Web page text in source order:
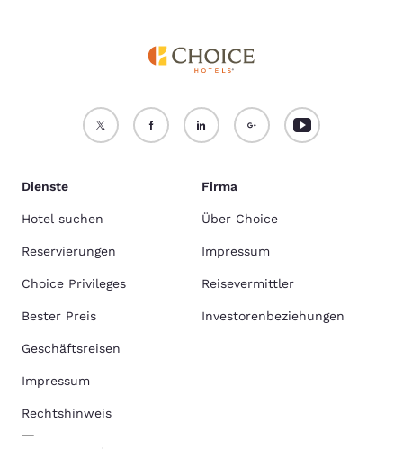
Dienste
Hotel suchen
Reservierungen
Choice Privileges
Bester Preis
Geschäftsreisen
Impressum
Rechtshinweis
Firma
Über Choice
Impressum
Reisevermittler
Investorenbeziehungen